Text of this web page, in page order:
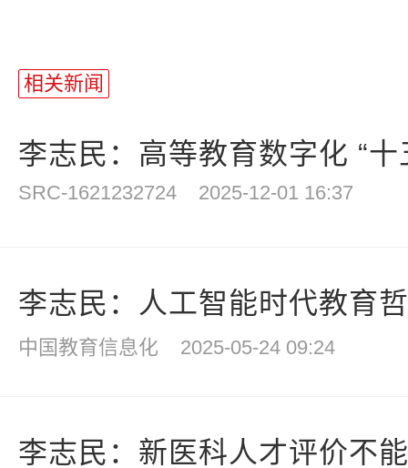
相关新闻
李志民：高等教育数字化 “十
SRC-1621232724 2025-12-01 16:37
李志民：人工智能时代教育
中国教育信息化 2025-05-24 09:24
李志民：新医科人才评价不